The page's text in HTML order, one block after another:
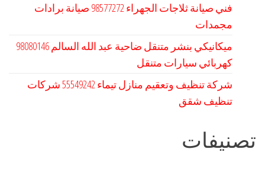
فني صيانة ثلاجات الجهراء 98577272 صيانة برادات
مجمدات
كهربائي سيارات متنقل
شركة تنظيف وتعقيم منازل تيماء 55549242 شركات
تنظيف شقق
تصنيفات